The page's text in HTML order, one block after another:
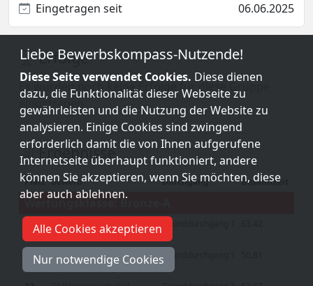
Eingetragen seit 06.06.2025
Erfolge
Es wurden noch keine Erfolge für diese Gruppe
eingetragen.
Ergebnisse
Platz Bewerb Durchgang Gesamtzeit
Wertungsklasse: Bronze-A
13
3. Perschlingtaler
Vergleichsbewerb
Grunddurchgang 1
29
29. Vergleichsbewerb der
FF Johannesberg
Grunddurchgang 1
Liebe Bewerbskompass-Nutzende!
Diese Seite verwendet Cookies. Diese dienen
dazu, die Funktionalität dieser Webseite zu
gewährleisten und die Nutzung der Website zu
analysieren. Einige Cookies sind zwingend
erforderlich damit die von Ihnen aufgerufene
Internetseite überhaupt funktioniert, andere
können Sie akzeptieren, wenn Sie möchten, diese
aber auch ablehnen.
Alle Cookies akzeptieren
Nur notwendige Cookies